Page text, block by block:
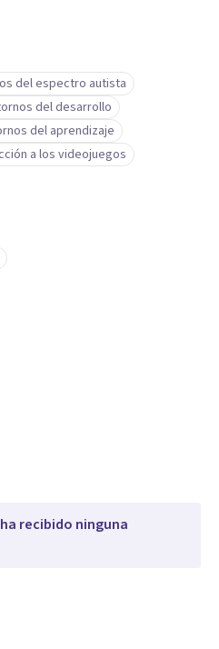
del espectro autista
del desarrollo
del aprendizaje
a los videojuegos
recibido ninguna